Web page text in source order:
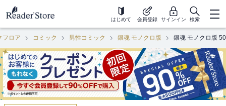
はじめて 会員登録 サインイン 検索
フロア コミック 男性コミック 銀魂 モノクロ版 銀魂 モノクロ版 50